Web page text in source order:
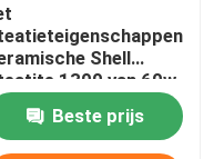
Shell
1300 van 60w
Structurele Delen
Beste prijs